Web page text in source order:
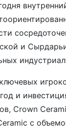
и
и
Crown
с